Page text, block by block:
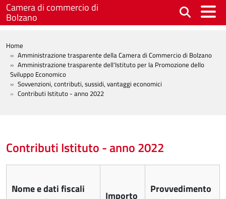
Salta al contenuto principale
Camera di commercio di
Bolzano
BREADCRUMB
Home
Amministrazione trasparente della Camera di Commercio di Bolzano
Amministrazione trasparente dell'Istituto per la Promozione dello
Sviluppo Economico
Sovvenzioni, contributi, sussidi, vantaggi economici
Contributi Istituto - anno 2022
Contributi Istituto - anno 2022
Nome e dati fiscali
Importo
Provvedimento